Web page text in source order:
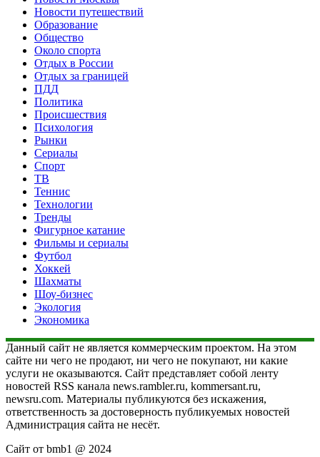
Новости путешествий
Образование
Общество
Около спорта
Отдых в России
Отдых за границей
ПДД
Политика
Происшествия
Психология
Рынки
Сериалы
Спорт
ТВ
Теннис
Технологии
Тренды
Фигурное катание
Фильмы и сериалы
Футбол
Хоккей
Шахматы
Шоу-бизнес
Экология
Экономика
Данный сайт не является коммерческим проектом. На этом
сайте ни чего не продают, ни чего не покупают, ни какие
услуги не оказываются. Сайт представляет собой ленту
новостей RSS канала news.rambler.ru, kommersant.ru,
newsru.com. Материалы публикуются без искажения,
ответственность за достоверность публикуемых новостей
Администрация сайта не несёт.
Сайт от bmb1 @ 2024